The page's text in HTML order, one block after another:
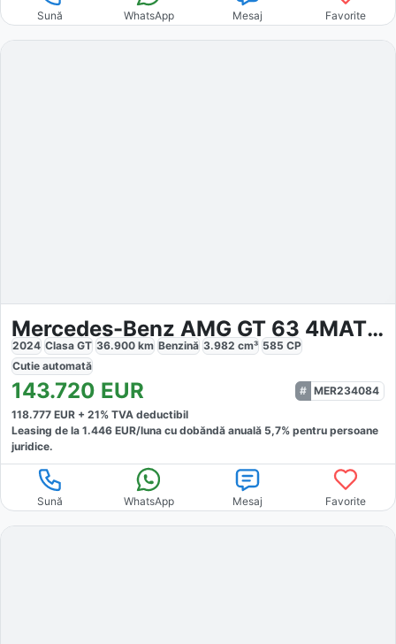
Sună WhatsApp Mesaj Favorite
Mercedes-Benz AMG GT 63 4MATIC
2024 Clasa GT 36.900 km Benzină 3.982 cm³ 585 CP
Cutie automată
143.720 EUR
MER234084
118.777 EUR + 21% TVA deductibil
Leasing de la 1.446 EUR/luna cu dobăndă anuală 5,7% pentru persoane
juridice.
Sună WhatsApp Mesaj Favorite